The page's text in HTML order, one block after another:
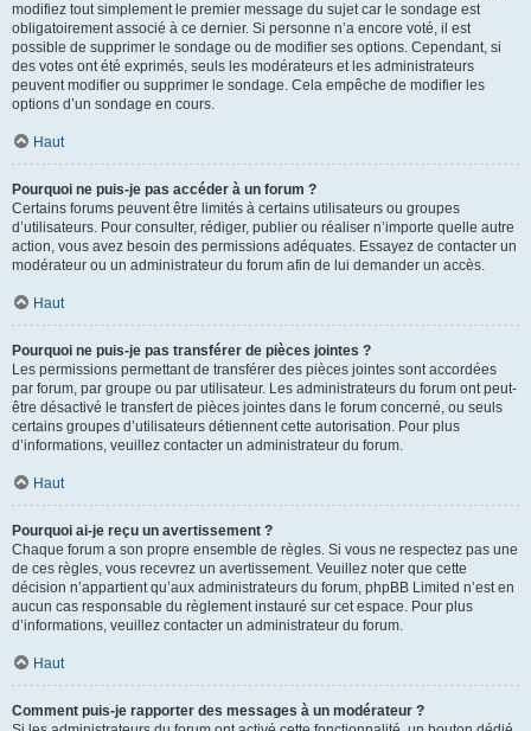
modifiez tout simplement le premier message du sujet car le sondage est
obligatoirement associé à ce dernier. Si personne n’a encore voté, il est
possible de supprimer le sondage ou de modifier ses options. Cependant, si
des votes ont été exprimés, seuls les modérateurs et les administrateurs
peuvent modifier ou supprimer le sondage. Cela empêche de modifier les
options d’un sondage en cours.
Haut
Pourquoi ne puis-je pas accéder à un forum ?
Certains forums peuvent être limités à certains utilisateurs ou groupes
d’utilisateurs. Pour consulter, rédiger, publier ou réaliser n’importe quelle autre
action, vous avez besoin des permissions adéquates. Essayez de contacter un
modérateur ou un administrateur du forum afin de lui demander un accès.
Haut
Pourquoi ne puis-je pas transférer de pièces jointes ?
Les permissions permettant de transférer des pièces jointes sont accordées
par forum, par groupe ou par utilisateur. Les administrateurs du forum ont peut-
être désactivé le transfert de pièces jointes dans le forum concerné, ou seuls
certains groupes d’utilisateurs détiennent cette autorisation. Pour plus
d’informations, veuillez contacter un administrateur du forum.
Haut
Pourquoi ai-je reçu un avertissement ?
Chaque forum a son propre ensemble de règles. Si vous ne respectez pas une
de ces règles, vous recevrez un avertissement. Veuillez noter que cette
décision n’appartient qu’aux administrateurs du forum, phpBB Limited n’est en
aucun cas responsable du règlement instauré sur cet espace. Pour plus
d’informations, veuillez contacter un administrateur du forum.
Haut
Comment puis-je rapporter des messages à un modérateur ?